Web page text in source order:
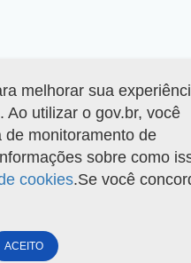
melhorar sua
Ao utilizar o gov.br, você
monitoramento de
sobre como
cookies.Se você
ACEITO